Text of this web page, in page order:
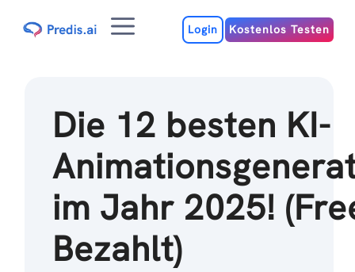
Inhalt
MenuLogin Kostenlos Testen
Die 12 besten KI-
im Jahr 2025!
Bezahlt)